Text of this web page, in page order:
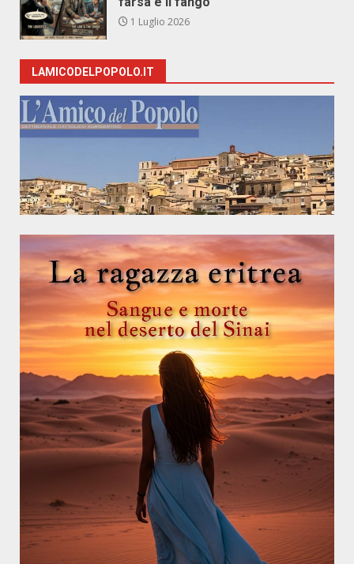
1 Luglio 2026
LAMICODELPOPOLO.IT